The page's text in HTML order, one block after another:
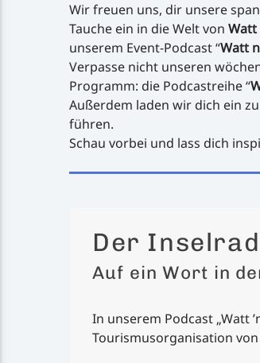
Wir freuen uns, dir unsere
Tauche ein in die Welt von Watt
unserem Event-Podcast “Watt
Verpasse nicht unseren
Programm: die Podcastreihe “
Außerdem laden wir dich ein zu
führen.
Schau vorbei und lass dich
Der
Auf ein Wort in
In unserem Podcast „Watt
Tourismusorganisation